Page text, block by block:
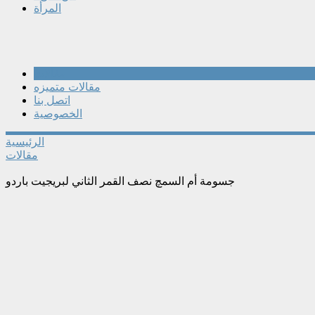
المرأة
مقالات متميزه
اتصل بنا
الخصوصية
الرئيسية
مقالات
جسومة أم السمچ نصف القمر الثاني لبريجيت باردو